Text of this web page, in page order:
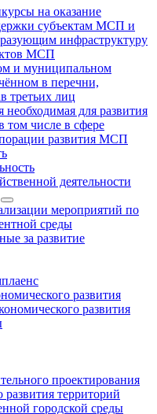
на оказание
субъектам МСП и
инфраструктуру
МСП
и муниципальном
в перечни,
третьих лиц
для развития
числе в сфере
развития МСП
деятельности
мероприятий по
среды
за развитие
развития
развития
проектирования
территорий
городской среды